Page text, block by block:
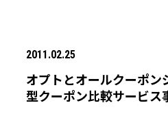
2011.02.25
オプトとオールクーポン
型クーポン比較サービス